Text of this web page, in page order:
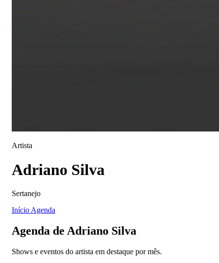
Artista
Adriano Silva
Sertanejo
Início Agenda
Agenda de Adriano Silva
Shows e eventos do artista em destaque por mês.